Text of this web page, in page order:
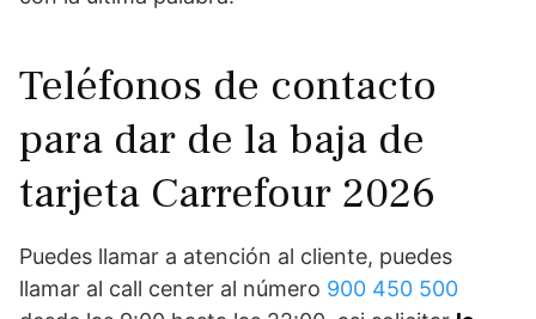
Teléfonos de contacto
para dar de la baja de
tarjeta Carrefour 2026
Puedes llamar a atención al cliente, puedes
llamar al call center al número 900 450 500